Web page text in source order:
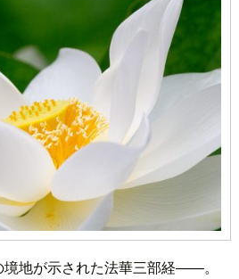
地が示された法華三部経――。